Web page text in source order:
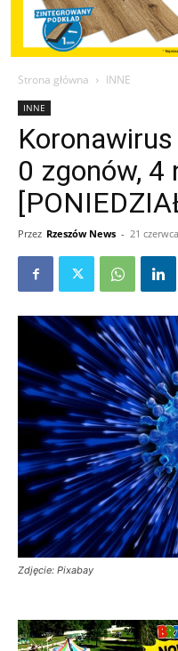
Strona główna INNE
INNE
0 zgonów, 4
Przez Rzeszów News - 21
Zdjęcie: Pixabay